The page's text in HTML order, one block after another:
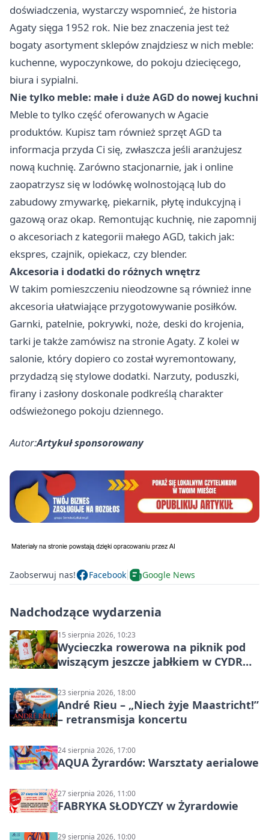
doświadczenia, wystarczy wspomnieć, że historia
Agaty sięga 1952 rok. Nie bez znaczenia jest też
bogaty asortyment sklepów znajdziesz w nich meble:
kuchenne, wypoczynkowe, do pokoju dziecięcego,
biura i sypialni.
Nie tylko meble: małe i duże AGD do nowej kuchni
Meble to tylko część oferowanych w Agacie
produktów. Kupisz tam również sprzęt AGD ta
informacja przyda Ci się, zwłaszcza jeśli aranżujesz
nową kuchnię. Zarówno stacjonarnie, jak i online
zaopatrzysz się w lodówkę wolnostojącą lub do
zabudowy zmywarkę, piekarnik, płytę indukcyjną i
gazową oraz okap. Remontując kuchnię, nie zapomnij
o akcesoriach z kategorii małego AGD, takich jak:
ekspres, czajnik, opiekacz, czy blender.
Akcesoria i dodatki do różnych wnętrz
W takim pomieszczeniu nieodzowne są również inne
akcesoria ułatwiające przygotowywanie posiłków.
Garnki, patelnie, pokrywki, noże, deski do krojenia,
tarki je także zamówisz na stronie Agaty. Z kolei w
salonie, który dopiero co został wyremontowany,
przydadzą się stylowe dodatki. Narzuty, poduszki,
firany i zasłony doskonale podkreślą charakter
odświeżonego pokoju dziennego.
Autor:Artykuł sponsorowany
Zaobserwuj nas! Facebook Google News
Nadchodzące wydarzenia
15 sierpnia 2026, 10:23
Wycieczka rowerowa na piknik pod
wiszącym jeszcze jabłkiem w CYDR
23 sierpnia 2026, 18:00
André Rieu – „Niech żyje Maastricht!”
– retransmisja koncertu
24 sierpnia 2026, 17:00
AQUA Żyrardów: Warsztaty aerialowe
27 sierpnia 2026, 11:00
FABRYKA SŁODYCZY w Żyrardowie
29 sierpnia 2026, 10:00